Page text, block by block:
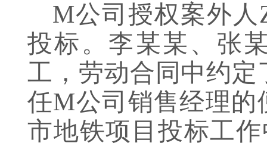
M公司授权案外
投标。李某某、张
工，劳动合同中约
任M公司销售经理
市地铁项目投标工